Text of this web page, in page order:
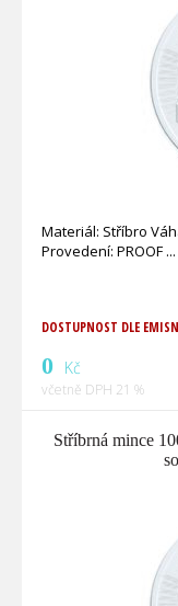
Materiál: Stříbro
Provedení: PROOF
DOSTUPNOST DLE
0 Kč
včetně DPH 21 %
Stříbrná mince